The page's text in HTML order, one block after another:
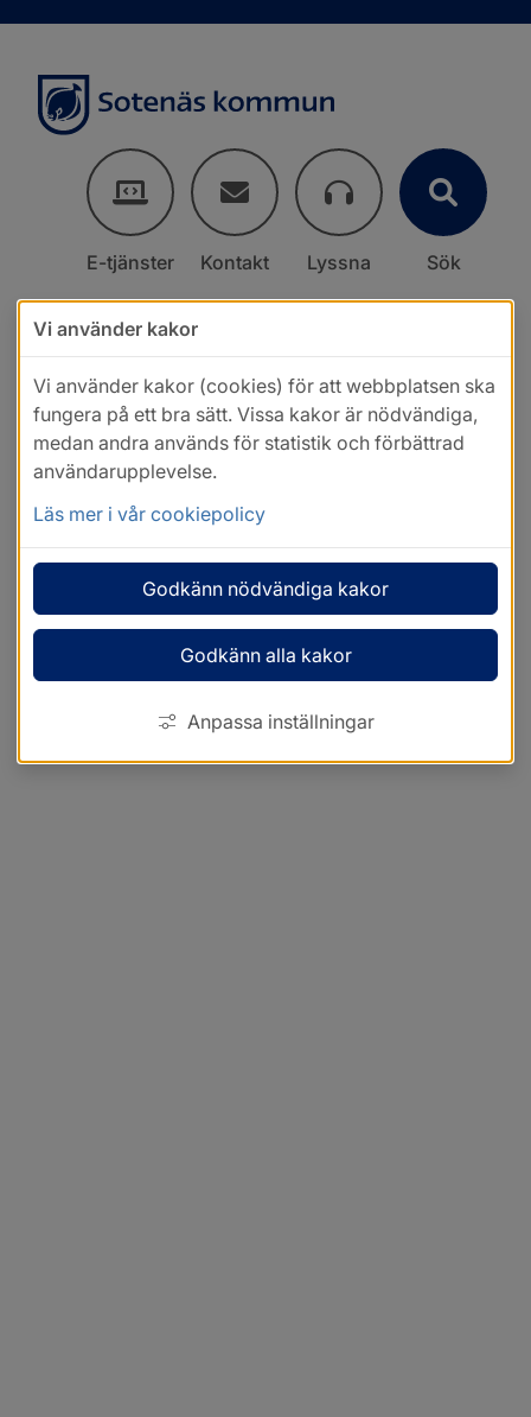
E-tjänster Kontakt Lyssna Sök
Vi använder kakor
Vi använder kakor (cookies) för att webbplatsen ska
fungera på ett bra sätt. Vissa kakor är nödvändiga,
medan andra används för statistik och förbättrad
användarupplevelse.
Läs mer i vår cookiepolicy
Godkänn nödvändiga kakor
Godkänn alla kakor
Anpassa inställningar